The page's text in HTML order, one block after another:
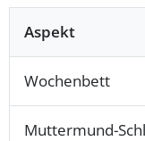
Aspekt
Wochenbett
Muttermund-